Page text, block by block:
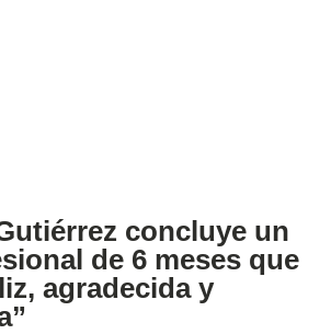
concluye un
de 6 meses que
agradecida y